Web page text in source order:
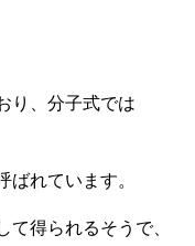
り、分子式では
れています。
得られるそうで、